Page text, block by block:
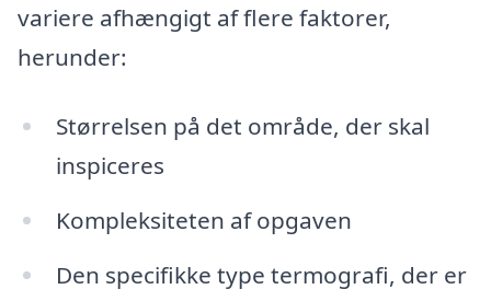
variere afhængigt af flere faktorer,
herunder:
Størrelsen på det område, der skal
inspiceres
Kompleksiteten af opgaven
Den specifikke type termografi, der er